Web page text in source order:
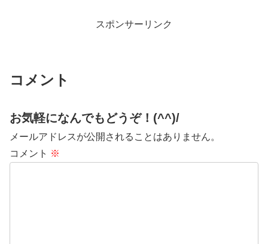
スポンサーリンク
コメント
お気軽になんでもどうぞ！(^^)/
メールアドレスが公開されることはありません。
コメント ※